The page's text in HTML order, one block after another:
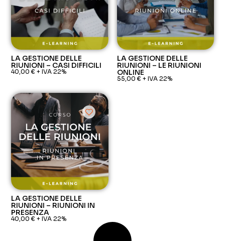
LA GESTIONE DELLE
RIUNIONI – CASI DIFFICILI
40,00€ + IVA 22%
LA GESTIONE DELLE
RIUNIONI – LE RIUNIONI
ONLINE
55,00€ + IVA 22%
LA GESTIONE DELLE
RIUNIONI – RIUNIONI IN
PRESENZA
40,00€ + IVA 22%